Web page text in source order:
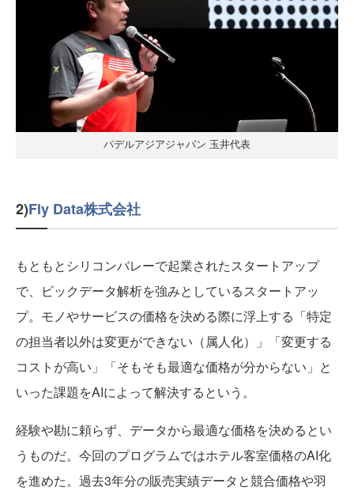
パデルアジアジャパン 玉井代表
2)Fly Data株式会社
もともとシリコンバレーで起業されたスタートアップ
で、ビックデータ解析を強みとしているスタートアッ
プ。モノやサービスの価格を決める際に浮上する「特定
の担当者以外は変更ができない（属人化）」「変更する
コストが高い」「そもそも最適な価格が分からない」と
いった課題をAIによって解決するという。
経験や勘に頼らず、データから最適な価格を決めるとい
うものだ。今回のプログラムではホテル客室価格のAI化
を進めた。過去3年分の販売実績データと競合価格や羽